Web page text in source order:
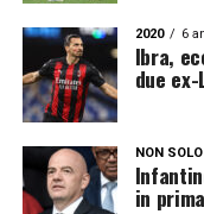
2020 6
Ibra,
due ex-
NON
in